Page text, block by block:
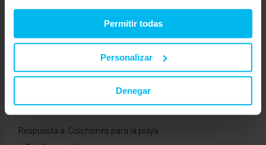
Permitir todas
Personalizar
Denegar
Un saludo, Antonio
Mostrando 2 respuestas a los debates
Respuesta a: Colchones para la playa